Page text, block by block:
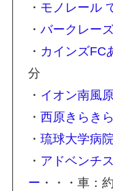
・ モノレール
・バークレー
・ カインズFC
分
・ イオン南風
・西原きらき
・琉球大学病
・ アドベンチ
ー ・・・車：